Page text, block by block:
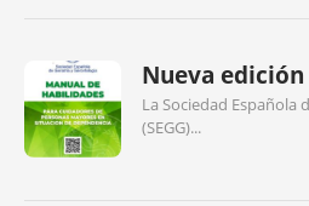
Nueva edición
La Sociedad Española
(SEGG)...